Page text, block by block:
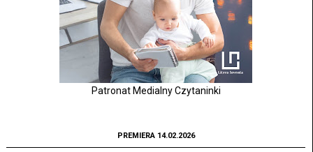
Patronat Medialny Czytaninki
PREMIERA 14.02.2026